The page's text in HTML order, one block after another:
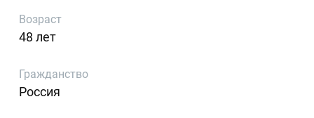
Возраст
48 лет
Гражданство
Россия